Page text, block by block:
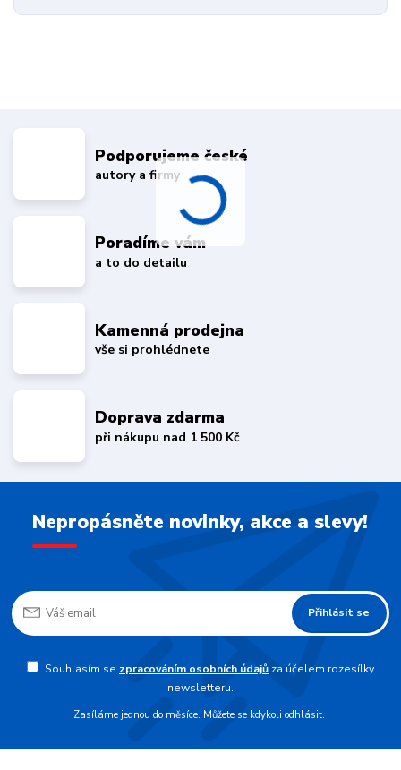
Podporujeme české
autory a firmy
Poradíme vám
a to do detailu
Kamenná prodejna
vše si prohlédnete
Doprava zdarma
při nákupu nad 1 500 Kč
Nepropásněte novinky, akce a slevy!
Přihlásit se
Souhlasím se zpracováním osobních údajůza účelem rozesílky
newsletteru.
Zasíláme jednou do měsíce. Můžete se kdykoli odhlásit.